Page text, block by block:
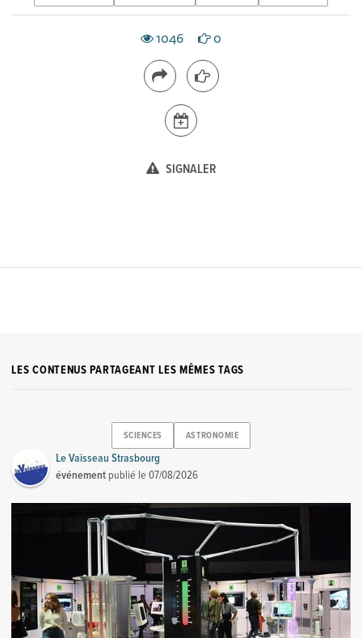
1046 0
SIGNALER
LES CONTENUS PARTAGEANT LES MÊMES TAGS
SCIENCES ASTRONOMIE
Le Vaisseau Strasbourg
événement publié le07/08/2026